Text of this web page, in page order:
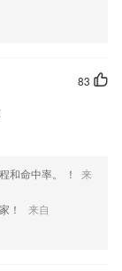
83
和命中率。 ！
来
！
来自